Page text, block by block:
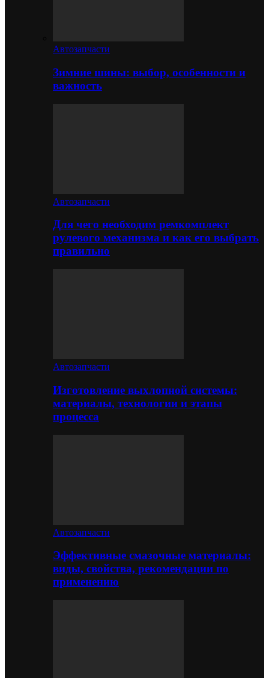
Автозапчасти
Зимние шины: выбор, особенности и
важность
Автозапчасти
Для чего необходим ремкомплект
рулевого механизма и как его выбрать
правильно
Автозапчасти
Изготовление выхлопной системы:
материалы, технологии и этапы
процесса
Автозапчасти
Эффективные смазочные материалы:
виды, свойства, рекомендации по
применению